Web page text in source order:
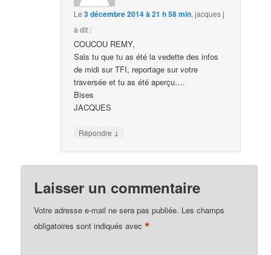
Le3 décembre 2014 à 21 h 58 min,jacques j
a dit :
COUCOU REMY,
Sais tu que tu as été la vedette des infos
de midi sur TFI, reportage sur votre
traversée et tu as été aperçu….
Bises
JACQUES
Répondre ↓
Laisser un commentaire
Votre adresse e-mail ne sera pas publiée. Les champs
obligatoires sont indiqués avec*